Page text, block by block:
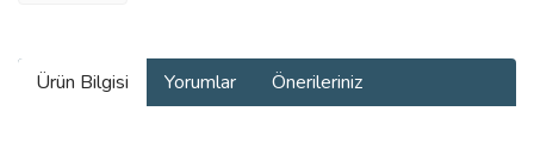
Ürün Bilgisi Yorumlar Önerileriniz